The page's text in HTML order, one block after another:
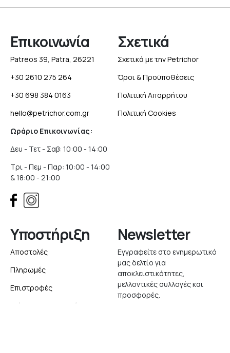
Επικοινωνία
Patreos 39, Patra, 26221
+30 2610 275 264
+30 698 384 0163
hello@petrichor.com.gr
Ωράριο Επικοινωνίας:
Δευ - Τετ - Σαβ: 10:00 - 14:00
Τρι - Πεμ - Παρ: 10:00 - 14:00
& 18:00 - 21:00
Σχετικά
Σχετικά με την Petrichor
Όροι & Προϋποθέσεις
Πολιτική Απορρήτου
Πολιτική Cookies
Υποστήριξη
Αποστολές
Πληρωμές
Επιστροφές
Δείτε την Παραγγελία σας
Newsletter
Εγγραφείτε στο ενημερωτικό
μας δελτίο για
αποκλειστικότητες,
μελλοντικές συλλογές και
προσφορές.